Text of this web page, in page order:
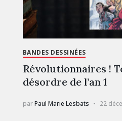
BANDES DESSINÉES
Révolutionnaires !
désordre de l’an 1
parPaul Marie Lesbats 22